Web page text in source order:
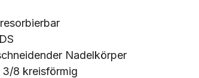
Nadelkörper
3/8 kreisförmig